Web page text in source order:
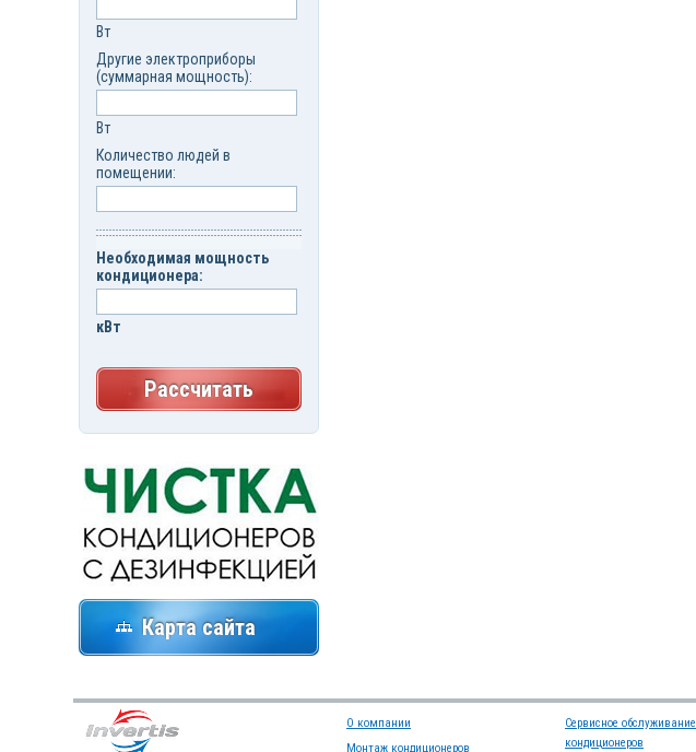
Вт
Другие электроприборы
(суммарная мощность):
Вт
Количество людей в
помещении:
Необходимая мощность
кондиционера:
кВт
Рассчитать
Карта сайта
О компании
Монтаж кондиционеров
Сервисное обслуживание
кондиционеров